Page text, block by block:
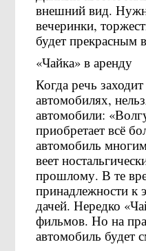
внешний вид.
вечеринки,
будет прекрасным
«Чайка» в аренду
Когда речь
автомобилях,
автомобили:
приобретает всё
автомобиль
веет
прошлому. В те
принадлежности к
дачей. Нередко
фильмов. Но на
автомобиль будет